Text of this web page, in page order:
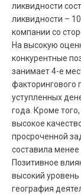
ликвидности
ликвидности –
компании со
На высокую
конкурентные
занимает 4-е
факторингового
уступленных
года. Кроме
высокое
просроченной
составила менее
Позитивное
высокий
география